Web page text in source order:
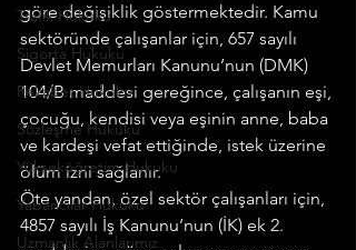
Trafik Hukuku
Sigorta Hukuku
Rekabet Hukuku
Sözleşme Hukuku
Yükseköğretim Hukuku
Yabancılar Hukuku
Uzmanlık Alanlarımız
göre değişiklik göstermektedir. Kamu
sektöründe çalışanlar için, 657 sayılı
Devlet Memurları Kanunu’nun (DMK)
104/B maddesi gereğince, çalışanın eşi,
çocuğu, kendisi veya eşinin anne, baba
ve kardeşi vefat ettiğinde, istek üzerine
ölüm izni sağlanır.
Öte yandan, özel sektör çalışanları için,
4857 sayılı İş Kanunu’nun (İK) ek 2.